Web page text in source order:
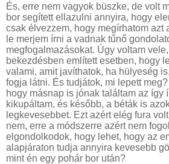
És, erre nem vagyok büszke, de volt
bor segített ellazulni annyira, hogy
csak élvezzem, hogy megírhatom azt
le merjem írni a vadnak tűnő
megfogalmazásokat. Úgy voltam
bekezdésben említett esetben, hogy
valami, amit javíthatok, ha hülyeség
fogja látni. És tudjátok, mi lepett
hogy másnap is jónak találtam az így
kikupáltam, és később, a béták is
legkevesebbet. Ezt azért elég fura
nem, erre a módszerre azért nem
elgondolkodok, hogy lehet, hogy az
alapjáraton tudja annyira kevesebb
mint én egy pohár bor után?